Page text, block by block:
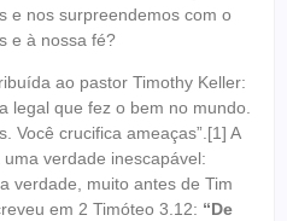
e nos surpreendemos com o
e à nossa fé?
ao pastor Timothy Keller:
legal que fez o bem no mundo.
Você crucifica ameaças”.[1] A
verdade inescapável:
verdade, muito antes de Tim
em 2 Timóteo 3.12: “De